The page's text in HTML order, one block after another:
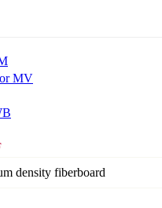
MV
density fiberboard